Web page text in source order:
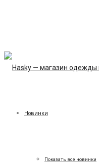
Новинки
Показать все новинки